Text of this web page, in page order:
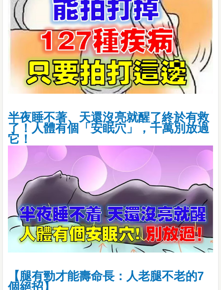
半夜睡不著、天還沒亮就醒了終於有救
了！人體有個「安眠穴」，千萬別放過
它！
【腿有勁才能壽命長：人老腿不老的7
個絕招】